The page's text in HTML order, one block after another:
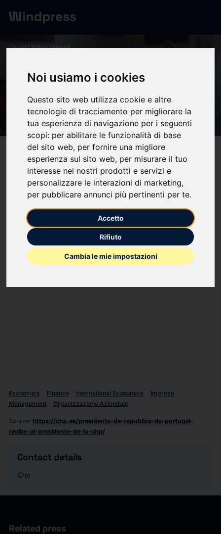
Noi usiamo i cookies
Questo sito web utilizza cookie e altre
tecnologie di tracciamento per migliorare la
tua esperienza di navigazione per i seguenti
scopi: per abilitare le funzionalità di base
del sito web, per fornire una migliore
esperienza sul sito web, per misurare il tuo
interesse nei nostri prodotti e servizi e
personalizzare le interazioni di marketing,
per pubblicare annunci più pertinenti per te.
Accetto
Rifiuto
Cambia le mie impostazioni
Digest/ Press release
Presidente da República de
Portugal recibe al Presidente
de la CHP - chp
Compatibility help
(0)bookmark_borderupload Share
Ayer, 15 de abril, el Presidente de la República recibió en
audiencia, en el Palacio de Belém, a António Calçada de Sá,
presidente de la Cámara de Comercio de Portugal en España,
en representación del Consejo de la Diáspora Portuguesa.
Economics Finance International Economics
Imprese
Management
Organizzazione Aziendale
Source: https://chp.es/presidente-da-republica-de-portugal-
recibe-al-presidente-de-la-chp/
Contact details
Chp
Related press